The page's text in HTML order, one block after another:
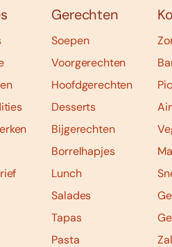
Gerechten
Soepen
Voorgerechten
Hoofdgerechten
Desserts
Bijgerechten
Borrelhapjes
Lunch
Salades
Tapas
Pasta